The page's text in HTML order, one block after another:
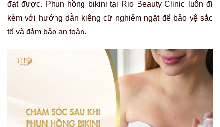
đạt được. Phun hồng bikini tại Rio Beauty Clinic luôn đi
kèm với hướng dẫn kiêng cữ nghiêm ngặt để bảo vệ sắc
tố và đảm bảo an toàn.